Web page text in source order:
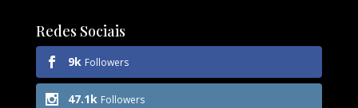
Redes Sociais
9k Followers
47.1k Followers